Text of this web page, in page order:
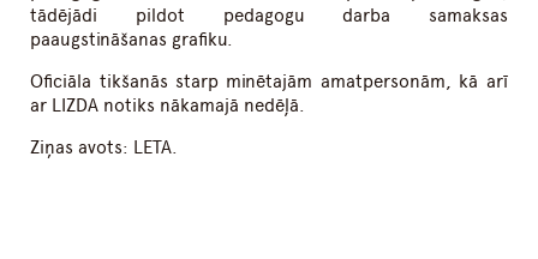
tādējādi pildot pedagogu darba samaksas
paaugstināšanas grafiku.
Oficiāla tikšanās starp minētajām amatpersonām, kā arī
ar LIZDA notiks nākamajā nedēļā.
Ziņas avots: LETA.